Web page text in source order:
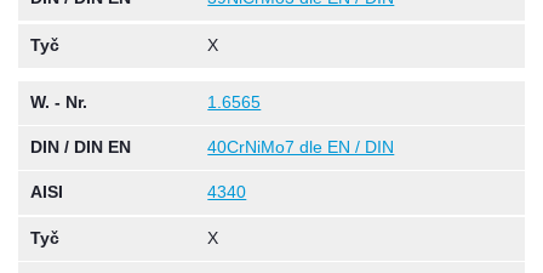
Tyč X
W. - Nr. 1.6565
DIN / DIN EN 40CrNiMo7 dle EN / DIN
AISI 4340
Tyč X